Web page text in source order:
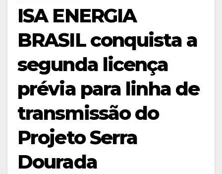
ISA ENERGIA
BRASIL conquista a
segunda licença
prévia para linha de
transmissão do
Projeto Serra
Dourada